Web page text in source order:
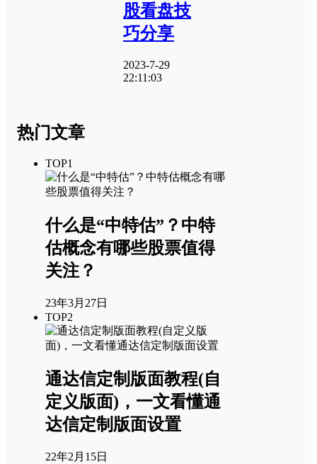
股看盘技
巧分享
2023-7-29
22:11:03
热门文章
TOP1
什么是“中特估”？中特
估概念有哪些股票值得
关注？
23年3月27日
TOP2
通达信定制版面教程(自
定义版面)，一文看懂通
达信定制版面设置
22年2月15日